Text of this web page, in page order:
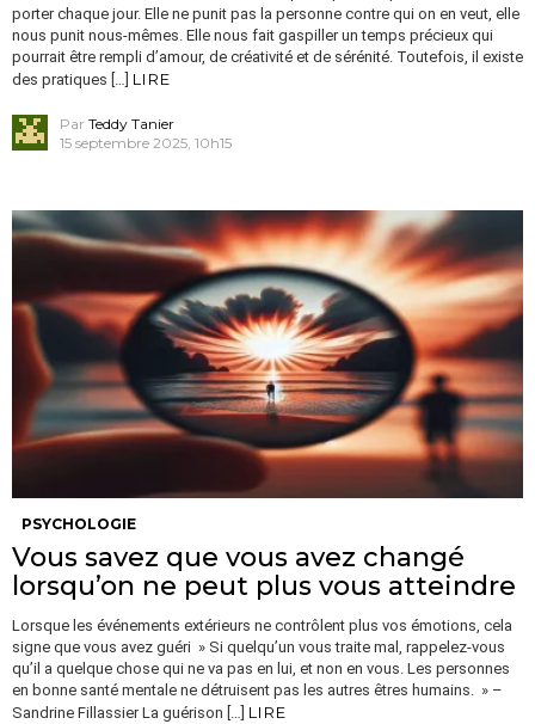
porter chaque jour. Elle ne punit pas la personne contre qui on en veut, elle
nous punit nous-mêmes. Elle nous fait gaspiller un temps précieux qui
pourrait être rempli d’amour, de créativité et de sérénité. Toutefois, il existe
des pratiques […] LIRE
Par Teddy Tanier
15 septembre 2025, 10h15
PSYCHOLOGIE
Vous savez que vous avez changé
lorsqu’on ne peut plus vous atteindre
Lorsque les événements extérieurs ne contrôlent plus vos émotions, cela
signe que vous avez guéri » Si quelqu’un vous traite mal, rappelez-vous
qu’il a quelque chose qui ne va pas en lui, et non en vous. Les personnes
en bonne santé mentale ne détruisent pas les autres êtres humains. » –
Sandrine Fillassier La guérison […] LIRE